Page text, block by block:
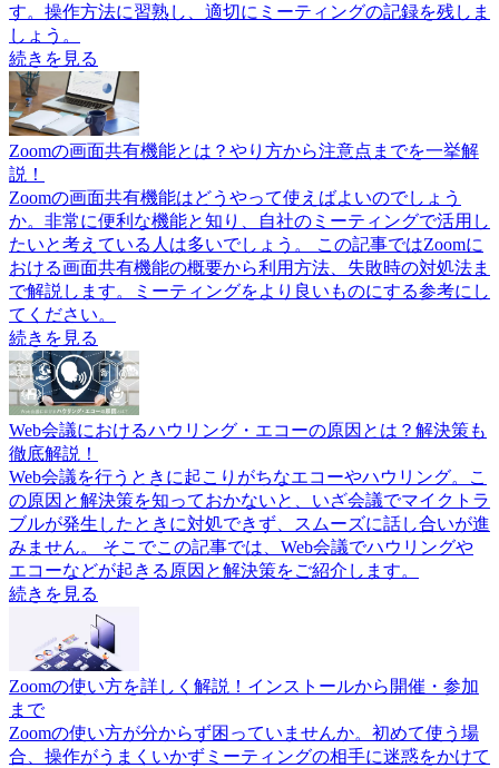
す。操作方法に習熟し、適切にミーティングの記録を残しま
しょう。
続きを見る
Zoomの画面共有機能とは？やり方から注意点までを一挙解
説！
Zoomの画面共有機能はどうやって使えばよいのでしょう
か。非常に便利な機能と知り、自社のミーティングで活用し
たいと考えている人は多いでしょう。 この記事ではZoomに
おける画面共有機能の概要から利用方法、失敗時の対処法ま
で解説します。ミーティングをより良いものにする参考にし
てください。
続きを見る
Web会議におけるハウリング・エコーの原因とは？解決策も
徹底解説！
Web会議を行うときに起こりがちなエコーやハウリング。こ
の原因と解決策を知っておかないと、いざ会議でマイクトラ
ブルが発生したときに対処できず、スムーズに話し合いが進
みません。 そこでこの記事では、Web会議でハウリングや
エコーなどが起きる原因と解決策をご紹介します。
続きを見る
Zoomの使い方を詳しく解説！インストールから開催・参加
まで
Zoomの使い方が分からず困っていませんか。初めて使う場
合、操作がうまくいかずミーティングの相手に迷惑をかけて